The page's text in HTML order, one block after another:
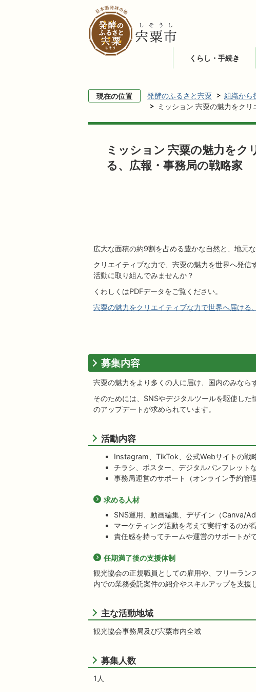
くらし・手続き
現在の位置 発酵のふるさと宍粟 組織から
ミッション 宍粟の魅力をク
ミッション 宍粟の魅力をク
る、広報・事務局の戦略家
広大な面積の約9割を占める豊かな自然と、地元
クリエイティブな力で、宍粟の魅力を世界へ発
活動に取り組んでみませんか？
くわしくはPDFデータをご覧ください。
宍粟の魅力をクリエイティブな力で世界へ届け
募集内容
宍粟の魅力をより多くの人に届け、国内のみなら
そのためには、SNSやデジタルツールを駆使し
のアップデートが求められています。
活動内容
Instagram、TikTok、公式Webサイトの戦
チラシ、ポスター、デジタルパンフレット
事務局運営のサポート（オンライン予約管
求める人材
SNS運用、動画編集、デザイン（Canva/
マーケティング活動を考えて実行するのが
責任感を持ってチームや運営のサポートが
任期満了後の支援体制
観光協会の正規職員としての雇用や、フリーラ
内での業務委託案件の紹介やスキルアップを支援
主な活動地域
観光協会事務局及び宍粟市内全域
募集人数
1人